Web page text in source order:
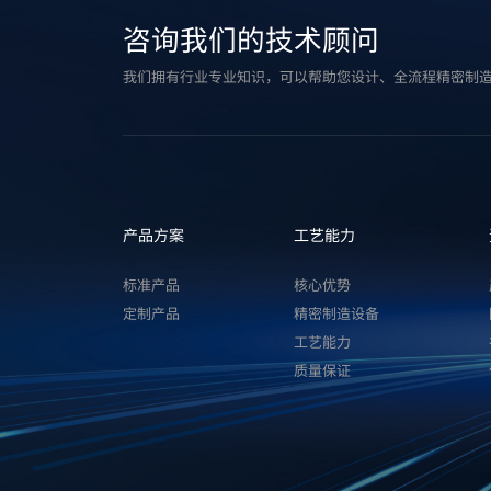
咨询我们的技术顾问
我们拥有行业专业知识，可以帮助您设计、全流程精密制
产品方案
标准产品
定制产品
工艺能力
核心优势
精密制造设备
工艺能力
质量保证